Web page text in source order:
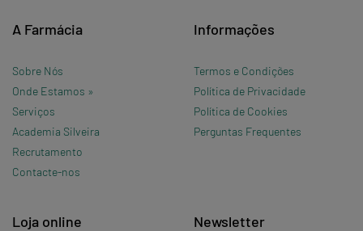
A Farmácia
Sobre Nós
Onde Estamos »
Serviços
Academia Silveira
Recrutamento
Contacte-nos
Informações
Termos e Condições
Política de Privacidade
Política de Cookies
Perguntas Frequentes
Loja online Newsletter